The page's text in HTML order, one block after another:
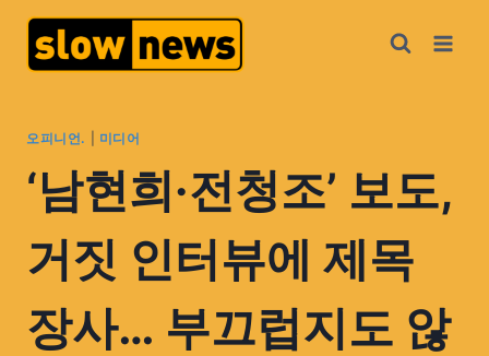
오피니언. 미디어
‘남현희·전청조’ 보도,
거짓 인터뷰에 제목
장사… 부끄럽지도 않